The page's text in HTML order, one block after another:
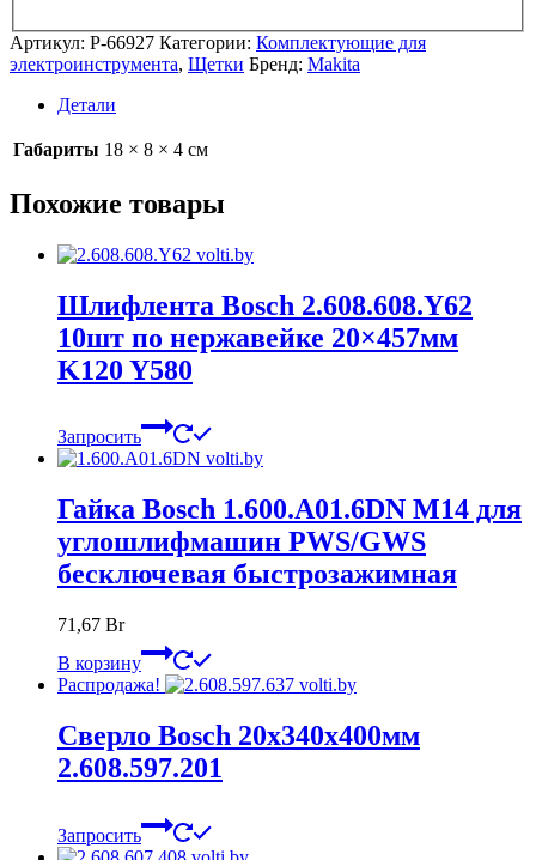
Артикул: P-66927 Категории: Комплектующие для
электроинструмента, Щетки Бренд: Makita
Детали
Габариты 18 × 8 × 4 см
Похожие товары
Шлифлента Bosch 2.608.608.Y62
10шт по нержавейке 20×457мм
K120 Y580
Запросить
Гайка Bosch 1.600.A01.6DN M14 для
углошлифмашин PWS/GWS
бесключевая быстрозажимная
71,67 Br
В корзину
Распродажа!
Сверло Bosch 20х340х400мм
2.608.597.201
Запросить